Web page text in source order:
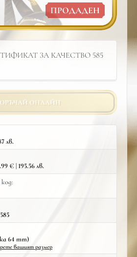
ПРОДАДЕН
ЗА КАЧЕСТВО 585
ОНЛАЙН
лв.
€ | 195.56 лв.
64 mm)
вашият размер